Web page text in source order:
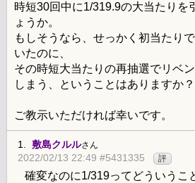
時短30回中に1/319.9の大当たりを
ょうか。
もしそうなら、せっかく初当たり
いたのに、
その時短大当たりの再抽選でリベ
しまう、ということはありますか？
ご教示いただければ幸いです。
1. 敷島クルルさん
2022/02/13 22:49 #5431335 評
確変なのに1/319ってどういうこ